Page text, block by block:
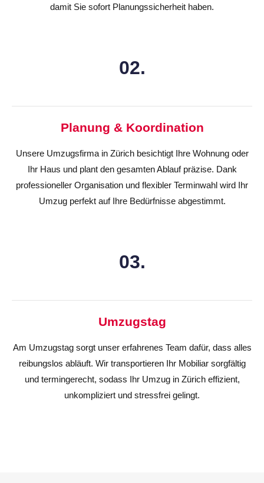
damit Sie sofort Planungssicherheit haben.
02.
Planung & Koordination
Unsere Umzugsfirma in Zürich besichtigt Ihre Wohnung oder
Ihr Haus und plant den gesamten Ablauf präzise. Dank
professioneller Organisation und flexibler Terminwahl wird Ihr
Umzug perfekt auf Ihre Bedürfnisse abgestimmt.
03.
Umzugstag
Am Umzugstag sorgt unser erfahrenes Team dafür, dass alles
reibungslos abläuft. Wir transportieren Ihr Mobiliar sorgfältig
und termingerecht, sodass Ihr Umzug in Zürich effizient,
unkompliziert und stressfrei gelingt.